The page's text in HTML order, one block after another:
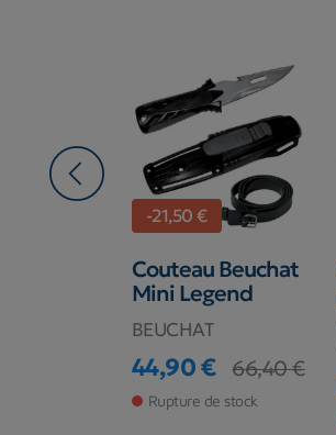
-21,50 €
Couteau Beuchat
Mini Legend
BEUCHAT
Prix
44,90 €
Prix de base
66,40 €
Rupture de stock